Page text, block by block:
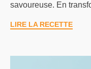
savoureuse. En
LIRE LA RECETTE